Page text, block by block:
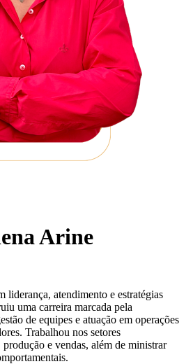
Arine
liderança, atendimento e estratégias
uma carreira marcada pela
de equipes e atuação em operações
Trabalhou nos setores
e vendas, além de ministrar